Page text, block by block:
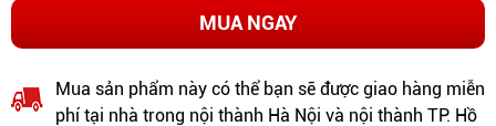
MUA NGAY
Mua sản phẩm này có thể bạn sẽ được giao hàng miễn
phí tại nhà trong nội thành Hà Nội và nội thành TP. Hồ